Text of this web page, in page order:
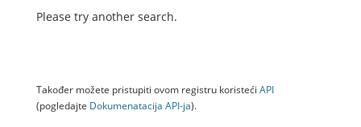
Please try another search.
Također možete pristupiti ovom registru koristeći API
(pogledajte Dokumenаtаcijа API-jа).